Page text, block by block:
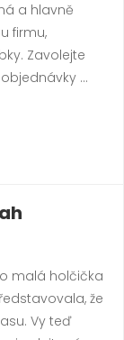
a hlavně
firmu,
Zavolejte
…
LEVNÉ
malá holčička
že
Vy teď